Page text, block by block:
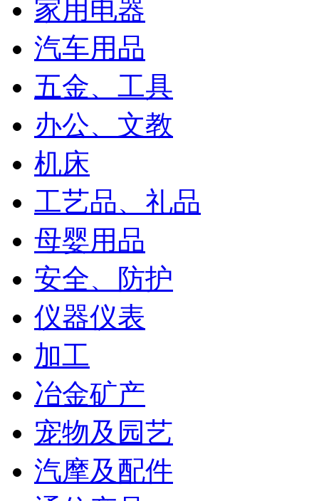
家用电器
汽车用品
五金、工具
办公、文教
机床
工艺品、礼品
母婴用品
安全、防护
仪器仪表
加工
冶金矿产
宠物及园艺
汽摩及配件